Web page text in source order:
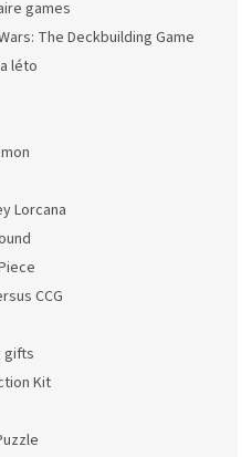
games
The Deckbuilding Game
léto
Lorcana
CCG
gifts
Kit